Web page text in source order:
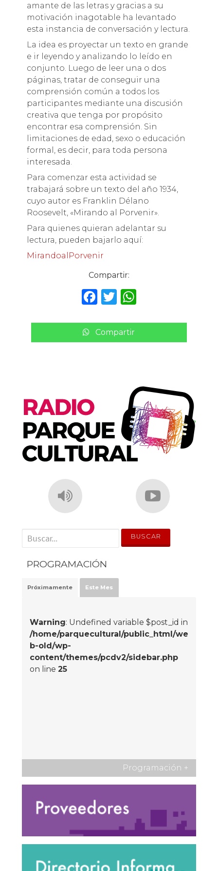
amante de las letras y gracias a su
motivación inagotable ha levantado
esta instancia de conversación y lectura.
La idea es proyectar un texto en grande
e ir leyendo y analizando lo leído en
conjunto. Luego de leer una o dos
páginas, tratar de conseguir una
comprensión común a todos los
participantes mediante una discusión
creativa que tenga por propósito
encontrar esa comprensión. Sin
limitaciones de edad, sexo o educación
formal, es decir, para toda persona
interesada.
Para comenzar esta actividad se
trabajará sobre un texto del año 1934,
cuyo autor es Franklin Délano
Roosevelt, «Mirando al Porvenir».
Para quienes quieran adelantar su
lectura, pueden bajarlo aquí:
MirandoalPorvenir
Compartir:
F
c
e
T
it
te
W
a
ts
p
Compartir
' . __('Search for:') . '
PROGRAMACIÓN
Próximamente Este Mes
Warning: Undefined variable $post_id in
/home/parquecultural/public_html/we
b-old/wp-
content/themes/pcdv2/sidebar.php
on line 25
Programación +